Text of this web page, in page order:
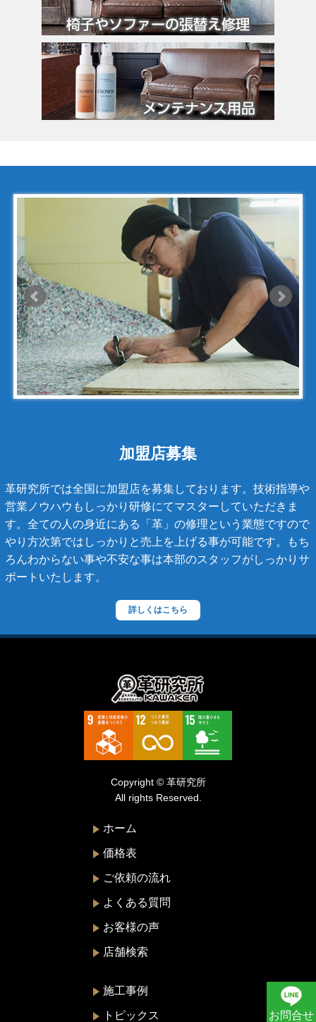
クロエ
クロコラックス
クロムハーツ
コーチ
コールハーン
ゴヤール
ジェニュイン・レザー
ジミーチュウ
ジャックゴム
シャネル
アンティグアライン
カンボンライン
キャビアスキン
スコッチグレイン
ステラーズ
セリーヌ
ダニエル・ボブ
ディーゼル
トゥモローランド
ドルチェ&ガッバーナ
バレンシアガ
ハンティングワールド
ビーアンドビーイタリア
ピエール・カルダン
加盟店募集
革研究所では全国に加盟店を募集しております。技術指導や
営業ノウハウもしっかり研修にてマスターしていただきま
す。全ての人の身近にある「革」の修理という業態ですので
やり方次第ではしっかりと売上を上げる事が可能です。もち
ろんわからない事や不安な事は本部のスタッフがしっかりサ
ポートいたします。
詳しくはこちら
Copyright © 革研究所
All rights Reserved.
ホーム
価格表
ご依頼の流れ
よくある質問
お客様の声
店舗検索
施工事例
トピックス お問合せ